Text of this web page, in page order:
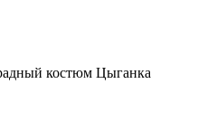
костюм Цыганка